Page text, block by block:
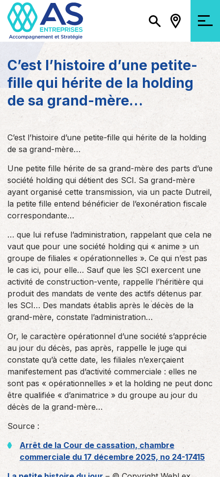
C’est l’histoire d’une petite-
fille qui hérite de la holding
de sa grand-mère…
C’est l’histoire d’une petite-fille qui hérite de la holding
de sa grand-mère…
Une petite fille hérite de sa grand-mère des parts d’une
société holding qui détient des SCI. Sa grand-mère
ayant organisé cette transmission, via un pacte Dutreil,
la petite fille entend bénéficier de l’exonération fiscale
correspondante…
… que lui refuse l’administration, rappelant que cela ne
vaut que pour une société holding qui « anime » un
groupe de filiales « opérationnelles ». Ce qui n’est pas
le cas ici, pour elle… Sauf que les SCI exercent une
activité de construction-vente, rappelle l’héritière qui
produit des mandats de vente des actifs détenus par
les SCI… Des mandats établis après le décès de la
grand-mère, constate l’administration…
Or, le caractère opérationnel d’une société s’apprécie
au jour du décès, pas après, rappelle le juge qui
constate qu’à cette date, les filiales n’exerçaient
manifestement pas d’activité commerciale : elles ne
sont pas « opérationnelles » et la holding ne peut donc
être qualifiée « d’animatrice » du groupe au jour du
décès de la grand-mère…
Source :
Arrêt de la Cour de cassation, chambre
commerciale du 17 décembre 2025, no 24-17415